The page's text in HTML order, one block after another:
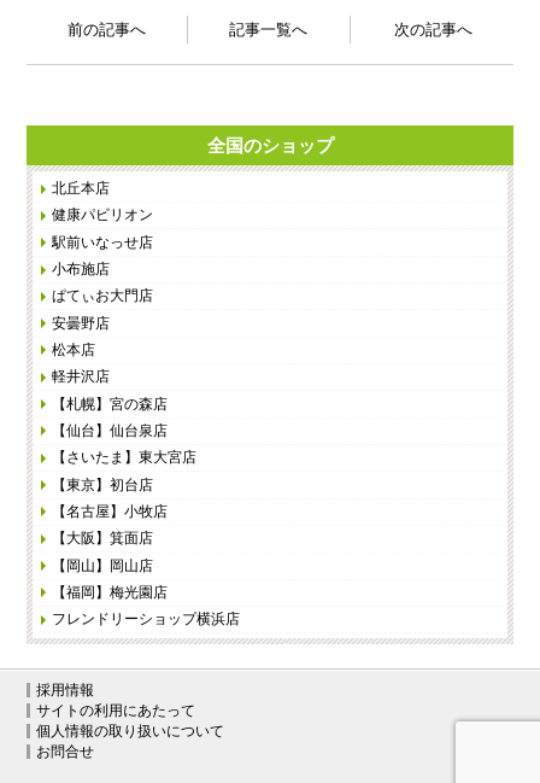
前の記事へ 記事一覧へ 次の記事へ
全国のショップ
北丘本店
健康パビリオン
駅前いなっせ店
小布施店
ぱてぃお大門店
安曇野店
松本店
軽井沢店
【札幌】宮の森店
【仙台】仙台泉店
【さいたま】東大宮店
【東京】初台店
【名古屋】小牧店
【大阪】箕面店
【岡山】岡山店
【福岡】梅光園店
フレンドリーショップ横浜店
採用情報
サイトの利用にあたって
個人情報の取り扱いについて
お問合せ